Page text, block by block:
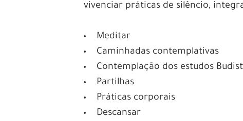
vivenciar práticas de silêncio,
Meditar
Caminhadas contemplativas
Contemplação dos estudos
Partilhas
Práticas corporais
Descansar